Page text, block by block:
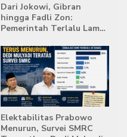
Dari Jokowi, Gibran
hingga Fadli Zon:
Pemerintah Terlalu Lama
Stockpile Batu Bara Masih
Mengepung Candi Muaro
Jambi
Elektabilitas Prabowo
Menurun, Survei SMRC